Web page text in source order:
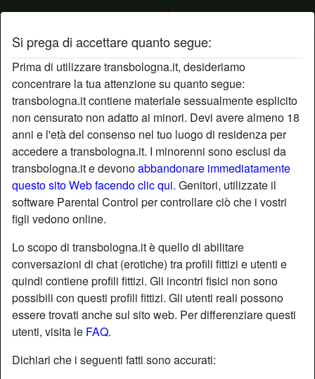
Si prega di accettare quanto segue:
Prima di utilizzare transbologna.it, desideriamo
concentrare la tua attenzione su quanto segue:
transbologna.it contiene materiale sessualmente esplicito
non censurato non adatto ai minori. Devi avere almeno 18
anni e l'età del consenso nel tuo luogo di residenza per
accedere a transbologna.it. I minorenni sono esclusi da
transbologna.it e devonoabbandonare immediatamente
questo sito Web facendo clic qui. Genitori, utilizzate il
software Parental Control per controllare ciò che i vostri
figli vedono online.
Lo scopo di transbologna.it è quello di abilitare
conversazioni di chat (erotiche) tra profili fittizi e utenti e
quindi contiene profili fittizi. Gli incontri fisici non sono
possibili con questi profili fittizi. Gli utenti reali possono
essere trovati anche sul sito web. Per differenziare questi
utenti, visita le FAQ.
Dichiari che i seguenti fatti sono accurati:
Profilo di vitadisesso
star Aggiungi chatChatta adesso